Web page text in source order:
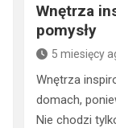
Wnętrza
pomysły
5 miesięcy
Wnętrza
domach,
Nie chodzi